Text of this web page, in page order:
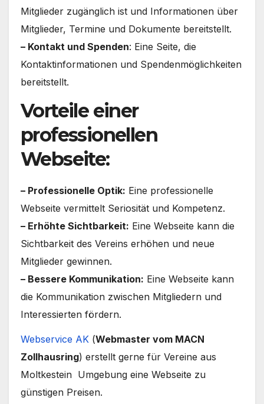
Mitglieder zugänglich ist und Informationen über
Mitglieder, Termine und Dokumente bereitstellt.
– Kontakt und Spenden: Eine Seite, die
Kontaktinformationen und Spendenmöglichkeiten
bereitstellt.
Vorteile einer
professionellen
Webseite:
– Professionelle Optik: Eine professionelle
Webseite vermittelt Seriosität und Kompetenz.
– Erhöhte Sichtbarkeit: Eine Webseite kann die
Sichtbarkeit des Vereins erhöhen und neue
Mitglieder gewinnen.
– Bessere Kommunikation: Eine Webseite kann
die Kommunikation zwischen Mitgliedern und
Interessierten fördern.
Webservice AK (Webmaster vom MACN
Zollhausring) erstellt gerne für Vereine aus
Moltkestein Umgebung eine Webseite zu
günstigen Preisen.